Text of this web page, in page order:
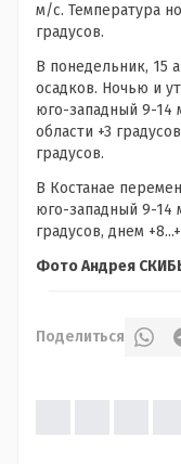
м/с. Температура
градусов.
В понедельник, 15
осадков. Ночью и
юго-западный 9-14
области +3
градусов.
В Костанае
юго-западный 9-14
градусов, днем
Фото Андрея
Поделиться